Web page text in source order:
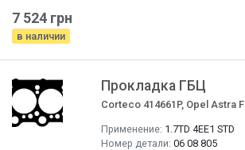
7 524 грн
в наличии
Прокладка ГБЦ
Corteco 414661P, Opel Astra F
Применение: 1.7TD 4EE1 STD
Номер детали: 06 08 805